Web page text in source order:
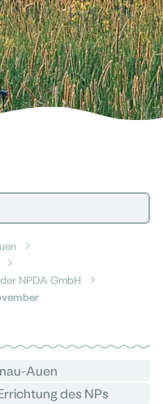
NPDA GmbH
Auen
des NPs